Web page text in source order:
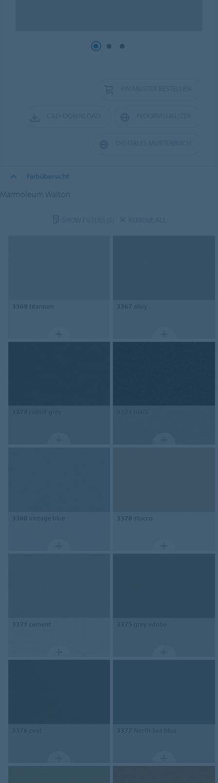
Farbübersicht
Marmoleum Walton
3369 titanium 3367 alloy
3374 cobalt grey 3323 black
3360 vintage blue 3378 stucco
3371 cement 3375 grey adobe
3376 peat 3377 North Sea blue